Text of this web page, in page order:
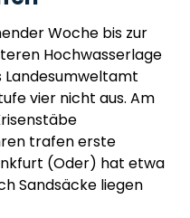
Woche bis zur
Hochwasserlage
Landesumweltamt
vier nicht aus. Am
trafen erste
(Oder) hat etwa
Sandsäcke liegen